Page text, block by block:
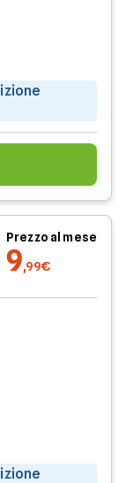
Prezzo al mese
9,99€